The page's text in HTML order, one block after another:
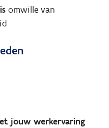
omwille van
jouw werkervaring